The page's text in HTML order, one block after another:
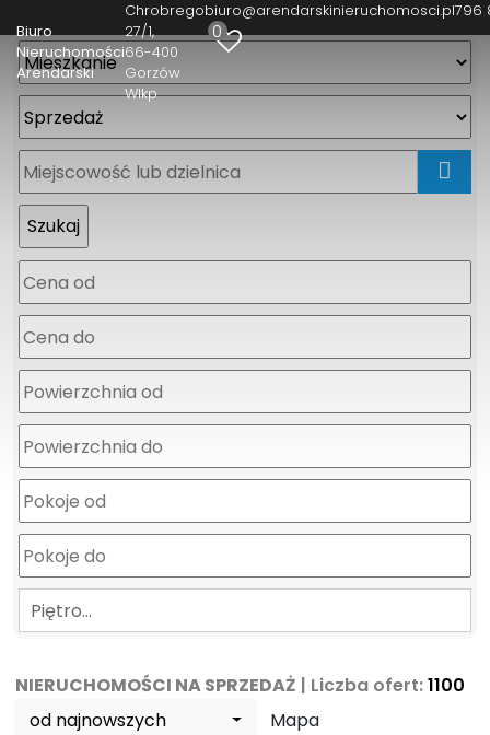
Biuro
Nieruchomości
Arendarski
Chrobrego
27/1
66-400
Gorzów
Wlkp
biuro@arendarskinieruchomosci.pl796
0
Piętro…
NIERUCHOMOŚCI NA SPRZEDAŻ | Liczba ofert:1100
od najnowszych
Mapa